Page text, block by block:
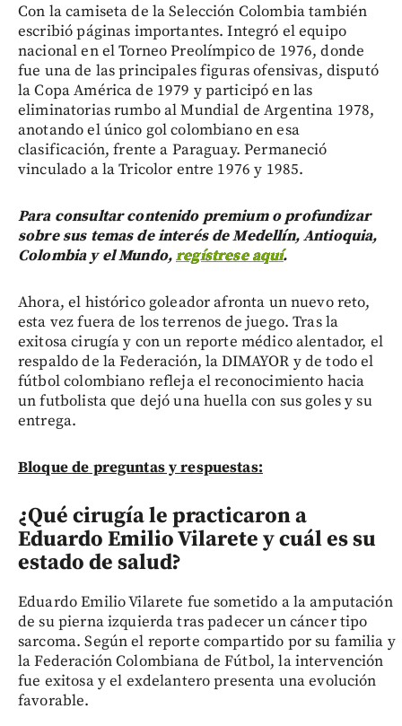
Con la camiseta de la Selección Colombia también
escribió páginas importantes. Integró el equipo
nacional en el Torneo Preolímpico de 1976, donde
fue una de las principales figuras ofensivas, disputó
la Copa América de 1979 y participó en las
eliminatorias rumbo al Mundial de Argentina 1978,
anotando el único gol colombiano en esa
clasificación, frente a Paraguay. Permaneció
vinculado a la Tricolor entre 1976 y 1985.
Para consultar contenido premium o profundizar
sobre sus temas de interés de Medellín, Antioquia,
Colombia y el Mundo,regístrese aquí.
Ahora, el histórico goleador afronta un nuevo reto,
esta vez fuera de los terrenos de juego. Tras la
exitosa cirugía y con un reporte médico alentador, el
respaldo de la Federación, la DIMAYOR y de todo el
fútbol colombiano refleja el reconocimiento hacia
un futbolista que dejó una huella con sus goles y su
entrega.
Bloque de preguntas y respuestas:
¿Qué cirugía le practicaron a
Eduardo Emilio Vilarete y cuál es su
estado de salud?
Eduardo Emilio Vilarete fue sometido a la amputación
de su pierna izquierda tras padecer un cáncer tipo
sarcoma. Según el reporte compartido por su familia y
la Federación Colombiana de Fútbol, la intervención
fue exitosa y el exdelantero presenta una evolución
favorable.